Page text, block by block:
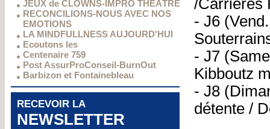
JEUX de CLOWNS-IMPRO THEÂTRE
RECONCILIONS-NOUS AVEC NOS
EMOTIONS
LA MINDFULLNESS AUJOURD'HUI
Ecoutons les
Centenaire 759
Post AssurProConseil-BurnOut
Barbizon et Fontainebleau
RECEVOIR LA
NEWSLETTER
/Carrières
- J6
- J7
Kibboutz
- J8
détente /